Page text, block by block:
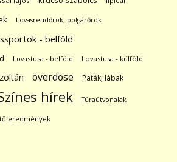
Lovasrendőrök; polgárőrök
- belföld
Lovastusa - belföld Lovastusa - külföld
overdose Paták; lábak
hírek Túraútvonalak
eredmények